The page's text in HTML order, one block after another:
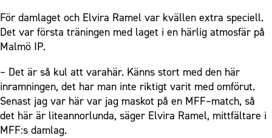
För damlaget och Elvira Ramel var kvällen extra speciell.
Det var första träningen med laget i en härlig atmosfär på
Malmö IP.
– Det är så kul att varahär. Känns stort med den här
inramningen, det har man inte riktigt varit med omförut.
Senast jag var här var jag maskot på en MFF–match, så
det här är liteannorlunda, säger Elvira Ramel, mittfältare i
MFF:s damlag.